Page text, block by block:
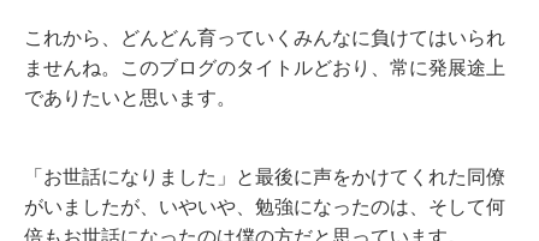
これから、どんどん育っていくみんなに負けてはいられ
ませんね。このブログのタイトルどおり、常に発展途上
でありたいと思います。
「お世話になりました」と最後に声をかけてくれた同僚
がいましたが、いやいや、勉強になったのは、そして何